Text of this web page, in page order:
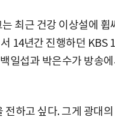
최근 건강 이상설에 휩
14년간 진행하던 KBS
일섭과 박은수가 방송
하고 싶다. 그게 광대